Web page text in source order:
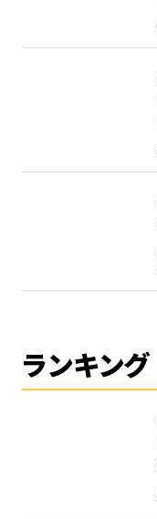
ランキング